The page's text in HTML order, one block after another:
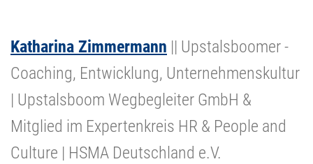
Katharina Zimmermann || Upstalsboomer -
Coaching, Entwicklung, Unternehmenskultur
| Upstalsboom Wegbegleiter GmbH &
Mitglied im Expertenkreis HR & People and
Culture | HSMA Deutschland e.V.